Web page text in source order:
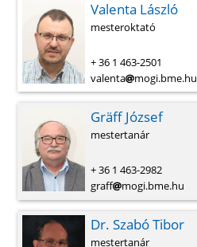
Valenta László
mesteroktató
+ 36 1 463-2501
valenta
mogi.bme.hu
Gräff József
mestertanár
+ 36 1 463-2982
graff
mogi.bme.hu
Dr. Szabó Tibor
mestertanár